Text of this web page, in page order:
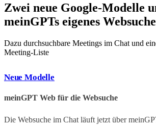
Zwei neue Google-Modelle
meinGPTs eigenes
Dazu durchsuchbare Meetings im Chat und
Meeting-Liste
Neue Modelle
meinGPT Web für die Websuche
Die Websuche im Chat läuft jetzt über